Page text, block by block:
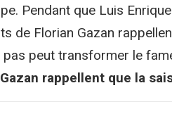
Pendant que Luis
de Florian Gazan
peut transformer le
rappellent que la